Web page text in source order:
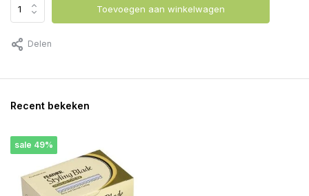
Toevoegen aan winkelwagen
Delen
Recent bekeken
sale 49%